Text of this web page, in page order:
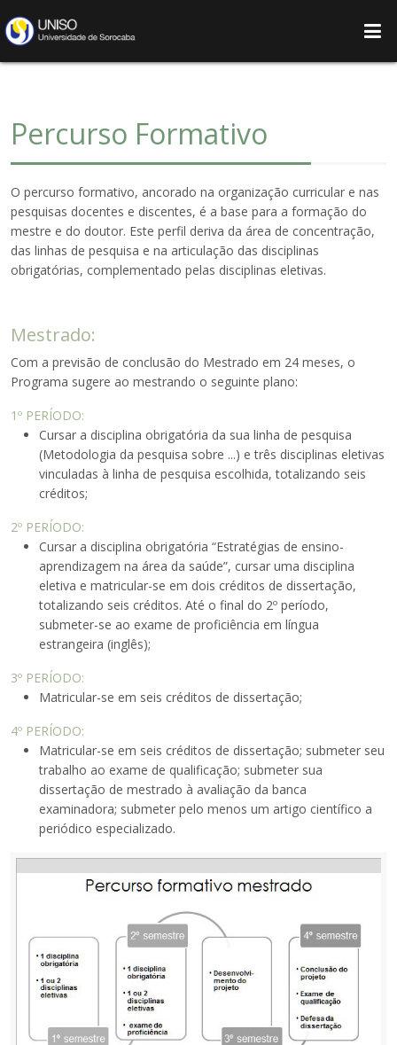
Percurso Formativo
O percurso formativo, ancorado na organização curricular e nas
pesquisas docentes e discentes, é a base para a formação do
mestre e do doutor. Este perfil deriva da área de concentração,
das linhas de pesquisa e na articulação das disciplinas
obrigatórias, complementado pelas disciplinas eletivas.
Mestrado:
Com a previsão de conclusão do Mestrado em 24 meses, o
Programa sugere ao mestrando o seguinte plano:
1º PERÍODO:
Cursar a disciplina obrigatória da sua linha de pesquisa
(Metodologia da pesquisa sobre ...) e três disciplinas eletivas
vinculadas à linha de pesquisa escolhida, totalizando seis
créditos;
2º PERÍODO:
Cursar a disciplina obrigatória “Estratégias de ensino-
aprendizagem na área da saúde”, cursar uma disciplina
eletiva e matricular-se em dois créditos de dissertação,
totalizando seis créditos. Até o final do 2º período,
submeter-se ao exame de proficiência em língua
estrangeira (inglês);
3º PERÍODO:
Matricular-se em seis créditos de dissertação;
4º PERÍODO:
Matricular-se em seis créditos de dissertação; submeter seu
trabalho ao exame de qualificação; submeter sua
dissertação de mestrado à avaliação da banca
examinadora; submeter pelo menos um artigo científico a
periódico especializado.